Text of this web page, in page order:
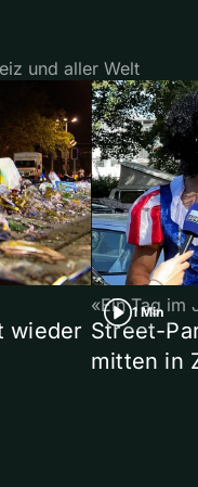
und aller Welt
wieder
1 Min
«Ein Tag im
Street-
mitten in